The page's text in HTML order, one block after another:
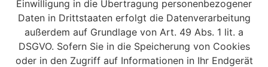
Einwilligung in die Übertragung personenbezogener
Daten in Drittstaaten erfolgt die Datenverarbeitung
außerdem auf Grundlage von Art. 49 Abs. 1 lit. a
DSGVO. Sofern Sie in die Speicherung von Cookies
oder in den Zugriff auf Informationen in Ihr Endgerät